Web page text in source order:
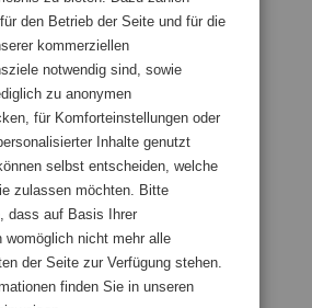
den Betrieb der Seite und für die
kommerziellen
notwendig sind, sowie
zu anonymen
für Komforteinstellungen oder
Inhalte genutzt
selbst entscheiden, welche
zulassen möchten. Bitte
dass auf Basis Ihrer
womöglich nicht mehr alle
der Seite zur Verfügung stehen.
finden Sie in unseren